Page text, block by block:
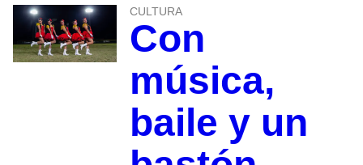
CULTURA
Con
música,
baile y un